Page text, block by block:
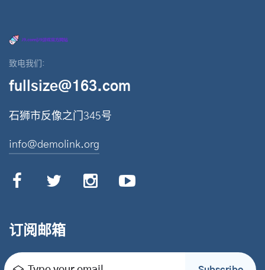
致电我们:
fullsize@163.com
石狮市反像之门345号
info@demolink.org
订阅邮箱